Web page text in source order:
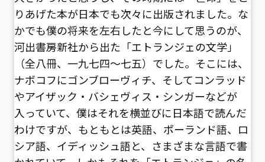
りあげた本が日本でも次々に出版されました。な
かでも僕の将来を左右したと今にして思うのが、
河出書房新社から出た「エトランジェの文学」
（全八冊、一九七四～七五）でした。そこには、
ナボコフにゴンブローヴィチ、そしてコンラッド
やアイザック・バシェヴィス・シンガーなどが
入っていて、僕はそれを横並びに日本語で読んだ
わけですが、もともとは英語、ポーランド語、ロ
シア語、イディッシュ語と、さまざまな言語で書